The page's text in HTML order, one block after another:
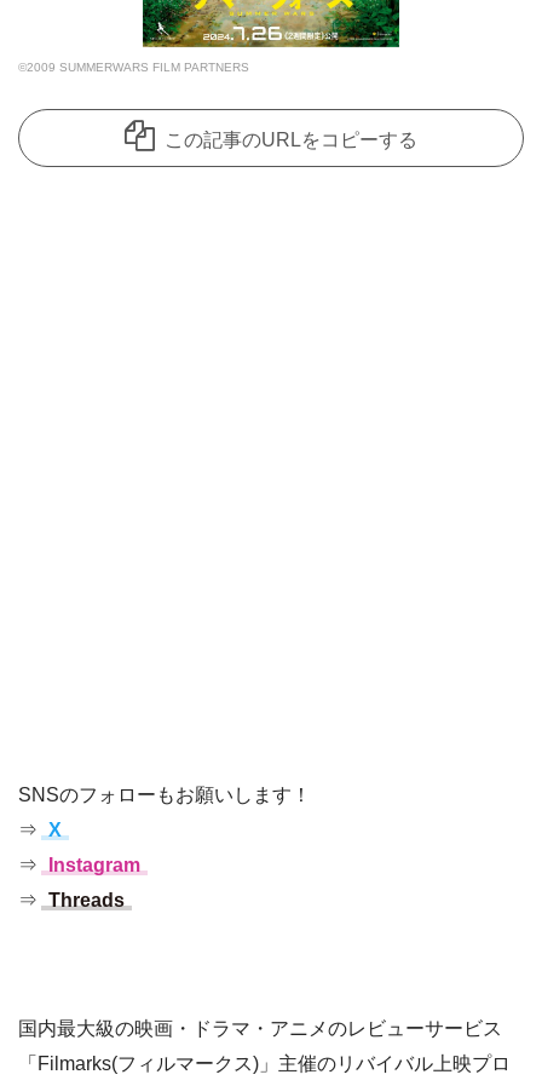
©2009 SUMMERWARS FILM PARTNERS
この記事のURLをコピーする
SNSのフォローもお願いします！
⇒ X
⇒
Instagram
⇒ Threads
国内最大級の映画・ドラマ・アニメのレビューサービス
「Filmarks(フィルマークス)」主催のリバイバル上映プロ